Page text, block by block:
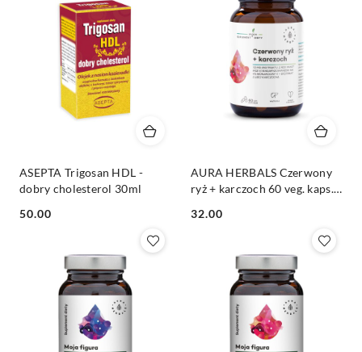
ASEPTA Trigosan HDL -
dobry cholesterol 30ml
Cena:
50.00
AURA HERBALS Czerwony
ryż + karczoch 60 veg. kaps.
Cena:
32.00